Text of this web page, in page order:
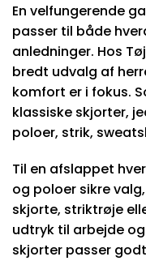
En velfungerende
passer til både
anledninger. Hos
bredt udvalg af
komfort er i fokus.
klassiske skjorter,
poloer, strik,
Til en afslappet
og poloer sikre
skjorte, striktrøje
udtryk til arbejde
skjorter passer